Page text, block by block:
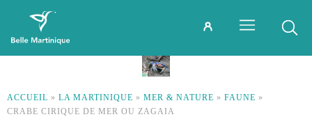
ACCUEIL » LA MARTINIQUE » MER & NATURE » FAUNE »
CRABE CIRIQUE DE MER OU ZAGAIA